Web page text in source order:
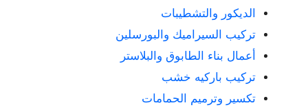
الديكور والتشطيبات
تركيب السيراميك والبورسلين
أعمال بناء الطابوق والبلاستر
تركيب باركيه خشب
تكسير وترميم الحمامات